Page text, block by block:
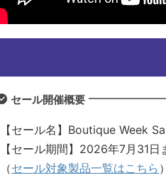
セール開催概要
【セール名】Boutique Week
【セール期間】2026年7月31日
（セール対象製品一覧はこちら